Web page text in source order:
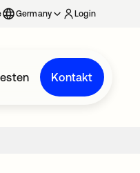
Germany Login
Kontakt